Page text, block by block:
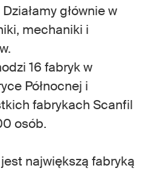
głównie w
mechaniki i
16 fabryk w
Północnej i
fabrykach Scanfil
osób.
największą fabryką